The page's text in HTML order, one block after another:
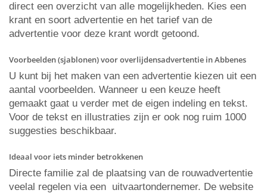
direct een overzicht van alle mogelijkheden. Kies een
krant en soort advertentie en het tarief van de
advertentie voor deze krant wordt getoond.
Voorbeelden (sjablonen) voor overlijdensadvertentie in Abbenes
U kunt bij het maken van een advertentie kiezen uit een
aantal voorbeelden. Wanneer u een keuze heeft
gemaakt gaat u verder met de eigen indeling en tekst.
Voor de tekst en illustraties zijn er ook nog ruim 1000
suggesties beschikbaar.
Ideaal voor iets minder betrokkenen
Directe familie zal de plaatsing van de rouwadvertentie
veelal regelen via een uitvaartondernemer. De website